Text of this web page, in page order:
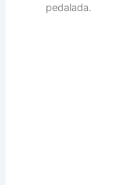
pedalada.